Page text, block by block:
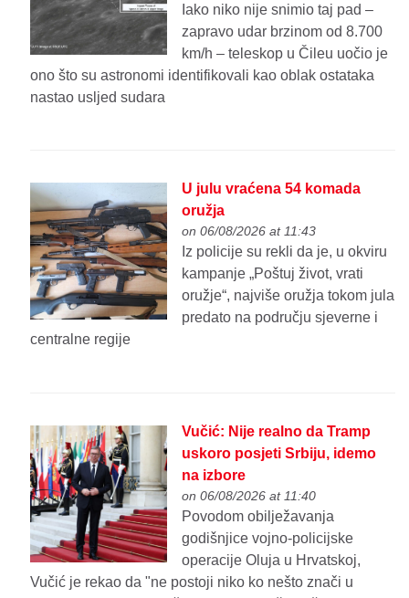
Iako niko nije snimio taj pad –
zapravo udar brzinom od 8.700
km/h – teleskop u Čileu uočio je
ono što su astronomi identifikovali kao oblak ostataka
nastao usljed sudara
U julu vraćena 54 komada
oružja
on 06/08/2026 at 11:43
Iz policije su rekli da je, u okviru
kampanje „Poštuj život, vrati
oružje“, najviše oružja tokom jula
predato na području sjeverne i
centralne regije
Vučić: Nije realno da Tramp
uskoro posjeti Srbiju, idemo
na izbore
on 06/08/2026 at 11:40
Povodom obilježavanja
godišnjice vojno-policijske
operacije Oluja u Hrvatskoj,
Vučić je rekao da "ne postoji niko ko nešto znači u